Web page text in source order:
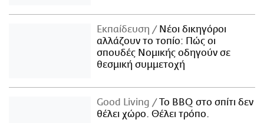
Εκπαίδευση
Νέοι δικηγόροι
αλλάζουν το τοπίο: Πώς οι
σπουδές Νομικής οδηγούν σε
θεσμική συμμετοχή
Good Living
Το BBQ στο σπίτι δεν
θέλει χώρο. Θέλει τρόπο.